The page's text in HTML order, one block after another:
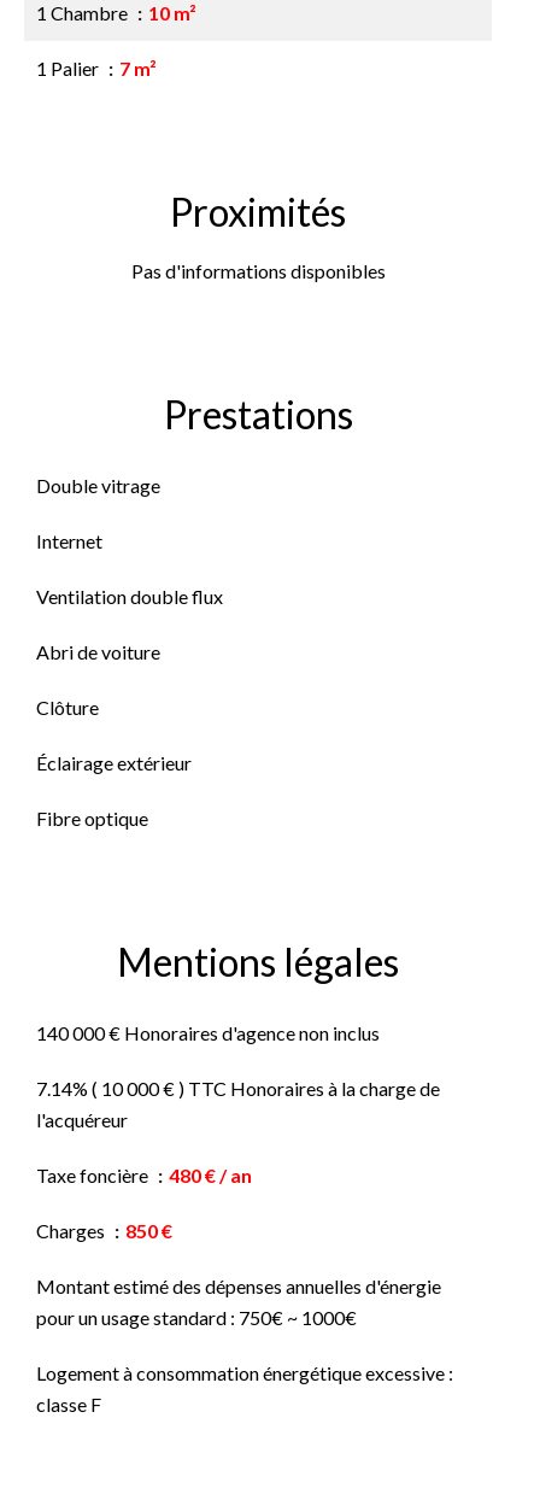
1 Chambre 10 m²
1 Palier 7 m²
Proximités
Pas d'informations disponibles
Prestations
Double vitrage
Internet
Ventilation double flux
Abri de voiture
Clôture
Éclairage extérieur
Fibre optique
Mentions légales
140 000 € Honoraires d'agence non inclus
7.14% ( 10 000 € ) TTC Honoraires à la charge de
l'acquéreur
Taxe foncière 480 € / an
Charges 850 €
Montant estimé des dépenses annuelles d'énergie
pour un usage standard : 750€ ~ 1000€
Logement à consommation énergétique excessive :
classe F